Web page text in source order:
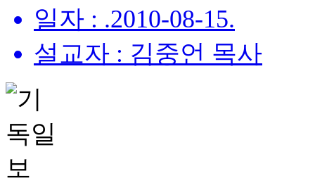
일자 : .2010-08-15.
설교자 : 김중언 목사